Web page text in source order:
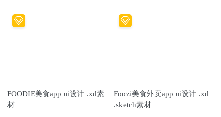
FOODIE美食app ui设计 .xd素
材
Foozi美食外卖app ui设计 .xd
.sketch素材